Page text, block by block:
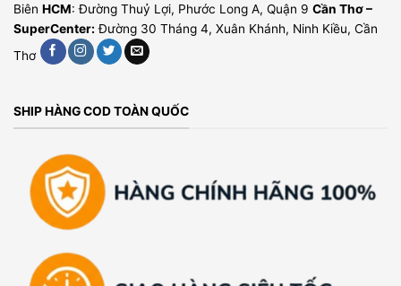
Biên HCM: Đường Thuỷ Lợi, Phước Long A, Quận 9 Cần Thơ –
SuperCenter: Đường 30 Tháng 4, Xuân Khánh, Ninh Kiều, Cần
Thơ
SHIP HÀNG COD TOÀN QUỐC